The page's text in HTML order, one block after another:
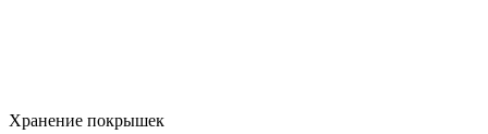
Хранение покрышек